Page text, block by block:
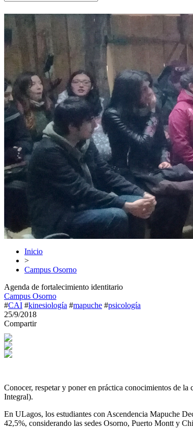
Inicio
>
Campus Osorno
Agenda de fortalecimiento identitario
Campus Osorno
#CAI #kinesiología #mapuche #psicología
25/9/2018
Compartir
Conocer, respetar y poner en práctica conocimientos de
Integral).
En ULagos, los estudiantes con Ascendencia Mapuche
42,5%, considerando las sedes Osorno, Puerto Montt y